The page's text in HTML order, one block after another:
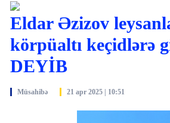
Eldar Əzizov
körpüaltı keçidlərə
DEYİB
Müsahibə 21 apr 2025 | 10:51